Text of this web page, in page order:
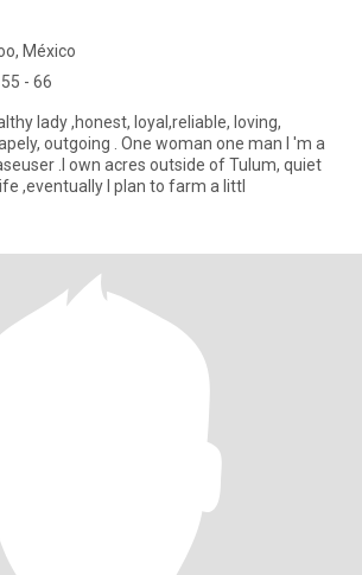
México
- 66
lady ,honest, loyal,reliable, loving,
outgoing . One woman one man I 'm a
.I own acres outside of Tulum, quiet
wildlife ,eventually I plan to farm a littl